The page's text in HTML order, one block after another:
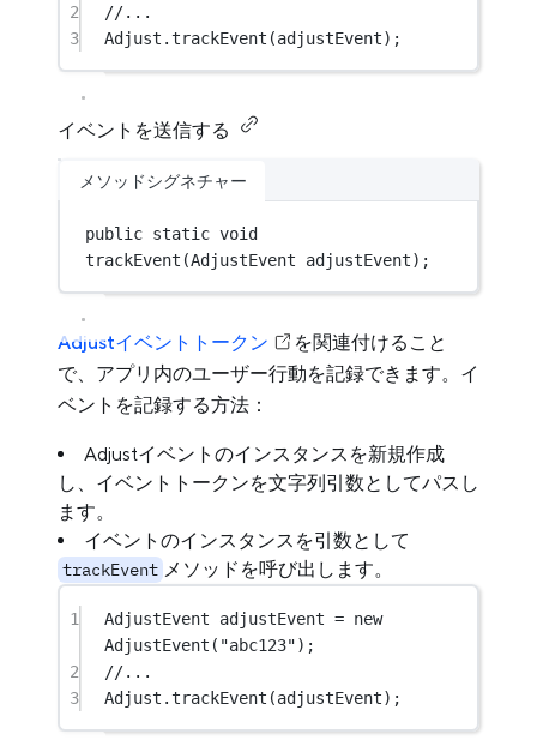
2
//...
3
Adjust.trackEvent (adjustEvent);
イベントを送信する
メソッドシグネチャー
public static void
trackEvent (AdjustEvent adjustEvent);
Adjustイベントトークン
を関連付けること
で、アプリ内のユーザー行動を記録できます。イ
ベントを記録する方法：
Adjustイベントのインスタンスを新規作成
し、イベントトークンを文字列引数としてパスし
ます。
イベントのインスタンスを引数として
trackEvent メソッドを呼び出します。
1 AdjustEvent adjustEvent = new
AdjustEvent ( "abc123");
2
//...
3
Adjust.trackEvent (adjustEvent);